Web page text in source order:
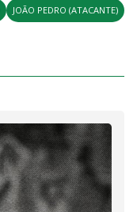
JOÃO PEDRO (ATACANTE)